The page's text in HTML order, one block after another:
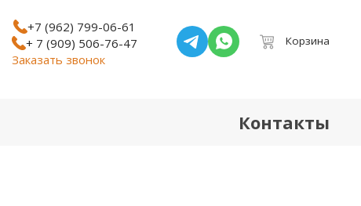
+7 (962) 799-06-61
+ 7 (909) 506-76-47
Заказать звонок
Корзина
Контакты